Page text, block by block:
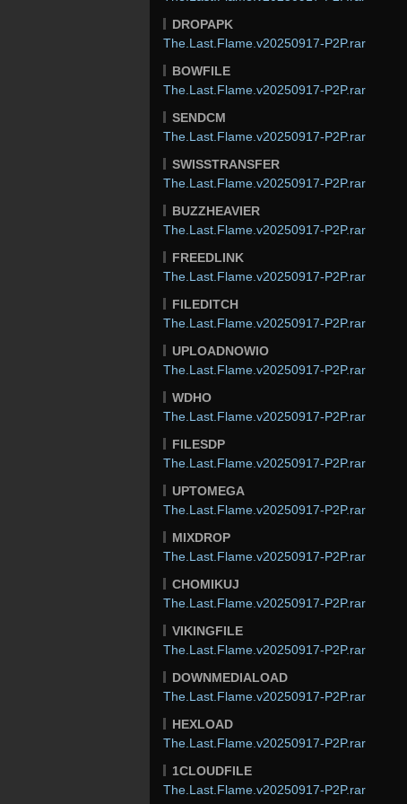
DROPAPK
The.Last.Flame.v20250917-P2P.rar
BOWFILE
The.Last.Flame.v20250917-P2P.rar
SENDCM
The.Last.Flame.v20250917-P2P.rar
SWISSTRANSFER
The.Last.Flame.v20250917-P2P.rar
BUZZHEAVIER
The.Last.Flame.v20250917-P2P.rar
FREEDLINK
The.Last.Flame.v20250917-P2P.rar
FILEDITCH
The.Last.Flame.v20250917-P2P.rar
UPLOADNOWIO
The.Last.Flame.v20250917-P2P.rar
WDHO
The.Last.Flame.v20250917-P2P.rar
FILESDP
The.Last.Flame.v20250917-P2P.rar
UPTOMEGA
The.Last.Flame.v20250917-P2P.rar
MIXDROP
The.Last.Flame.v20250917-P2P.rar
CHOMIKUJ
The.Last.Flame.v20250917-P2P.rar
VIKINGFILE
The.Last.Flame.v20250917-P2P.rar
DOWNMEDIALOAD
The.Last.Flame.v20250917-P2P.rar
HEXLOAD
The.Last.Flame.v20250917-P2P.rar
1CLOUDFILE
The.Last.Flame.v20250917-P2P.rar